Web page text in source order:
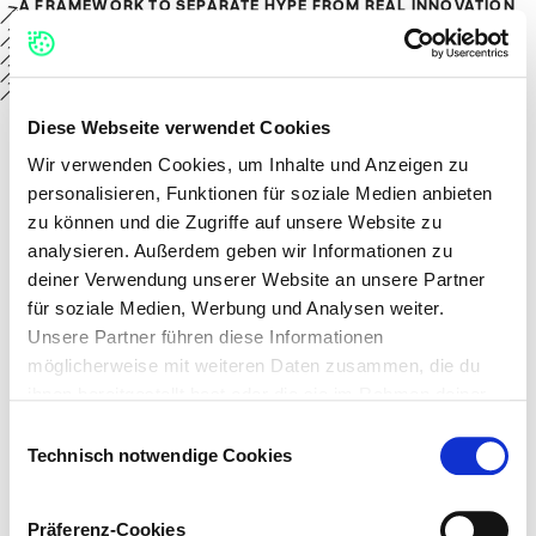
Diese Webseite verwendet Cookies
Wir verwenden Cookies, um Inhalte und Anzeigen zu
personalisieren, Funktionen für soziale Medien anbieten
zu können und die Zugriffe auf unsere Website zu
analysieren. Außerdem geben wir Informationen zu
deiner Verwendung unserer Website an unsere Partner
für soziale Medien, Werbung und Analysen weiter.
Unsere Partner führen diese Informationen
möglicherweise mit weiteren Daten zusammen, die du
Kategorien von Cookies: Technisch notwendige Cookies,
Technisch notwendige Cookies
Präferenz-Cookies
A FRAMEWORK TO SEPARATE HYPE FROM REAL INNOVATION
A16Z PODCAST
WGSN PODCASTS
INNOVATION OF THE DAY